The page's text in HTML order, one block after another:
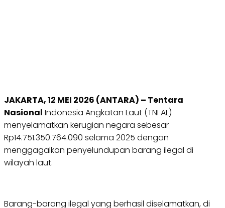
JAKARTA, 12 MEI 2026 (ANTARA) – Tentara
Nasional Indonesia Angkatan Laut (TNI AL)
menyelamatkan kerugian negara sebesar
Rp14.751.350.764.090 selama 2025 dengan
menggagalkan penyelundupan barang ilegal di
wilayah laut.
Barang-barang ilegal yang berhasil diselamatkan, di